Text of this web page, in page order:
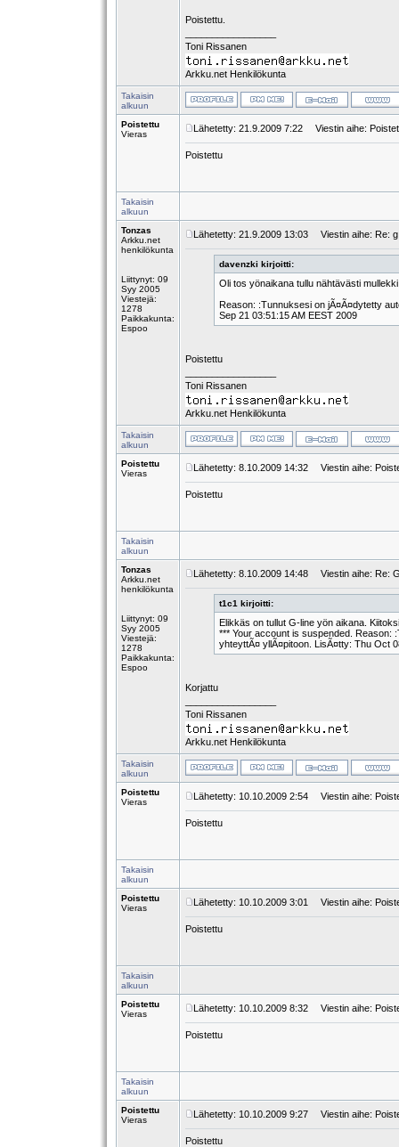
Poistettu.
Toni Rissanen
Arkku.net Henkilökunta
Takaisin
alkuun
Poistettu
Vieras
Lähetetty: 21.9.2009 7:22 Viestin aihe:
Poistettu
Takaisin
alkuun
Tonzas
Arkku.net
henkilökunta
Liittynyt: 09
Syy 2005
Viestejä:
1278
Paikkakunta:
Espoo
Lähetetty: 21.9.2009 13:03 Viestin aihe: Re: g
davenzki kirjoitti:
Oli tos yönaikana tullu nähtävästi
Reason: :Tunnuksesi on jÃ¤Ã¤dytetty
Sep 21 03:51:15 AM EEST 2009
Poistettu
Toni Rissanen
Arkku.net Henkilökunta
Takaisin
alkuun
Poistettu
Vieras
Lähetetty: 8.10.2009 14:32 Viestin aihe:
Poistettu
Takaisin
alkuun
Tonzas
Arkku.net
henkilökunta
Liittynyt: 09
Syy 2005
Viestejä:
1278
Paikkakunta:
Espoo
Lähetetty: 8.10.2009 14:48 Viestin aihe: Re:
t1c1 kirjoitti:
Elikkäs on tullut G-line yön aikana.
*** Your account is suspended. Reason:
yhteyttÃ¤ yllÃ¤pitoon. LisÃ¤tty: Thu Oct
Korjattu
Toni Rissanen
Arkku.net Henkilökunta
Takaisin
alkuun
Poistettu
Vieras
Lähetetty: 10.10.2009 2:54 Viestin aihe:
Poistettu
Takaisin
alkuun
Poistettu
Vieras
Lähetetty: 10.10.2009 3:01 Viestin aihe:
Poistettu
Takaisin
alkuun
Poistettu
Vieras
Lähetetty: 10.10.2009 8:32 Viestin aihe:
Poistettu
Takaisin
alkuun
Poistettu
Vieras
Lähetetty: 10.10.2009 9:27 Viestin aihe:
Poistettu